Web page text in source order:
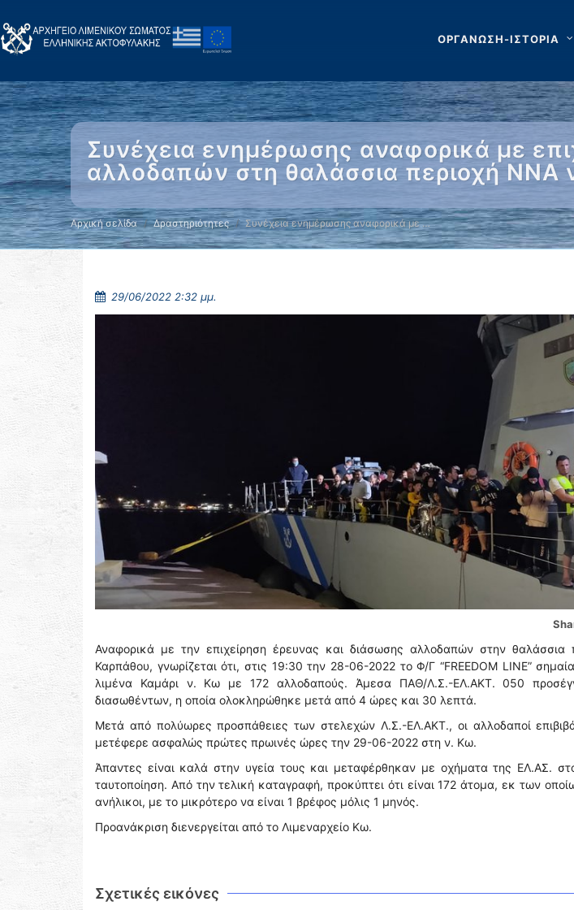
ΟΡΓΑΝΩΣΗ-ΙΣΤΟΡΙΑ
Συνέχεια ενημέρωσης αναφορικά με
αλλοδαπών στη θαλάσσια περιοχή ΝΝΑ
Αρχική σελίδα Δραστηριότητες Συνέχεια ενημέρωσης αναφορικά με …
29/06/2022 2:32 μμ.
Αναφορικά με την επιχείρηση έρευνας και διάσωσης αλλοδαπών στην θαλάσσια
Καρπάθου, γνωρίζεται ότι, στις 19:30 την 28-06-2022 το Φ/Γ “FREEDOM LINE”
λιμένα Καμάρι ν. Κω με 172 αλλοδαπούς. Άμεσα ΠΑΘ/Λ.Σ.-ΕΛ.ΑΚΤ. 050
διασωθέντων, η οποία ολοκληρώθηκε μετά από 4 ώρες και 30 λεπτά.
Μετά από πολύωρες προσπάθειες των στελεχών Λ.Σ.-ΕΛ.ΑΚΤ., οι αλλοδαποί
μετέφερε ασφαλώς πρώτες πρωινές ώρες την 29-06-2022 στη ν. Κω.
Άπαντες είναι καλά στην υγεία τους και μεταφέρθηκαν με οχήματα της ΕΛ.ΑΣ.
ταυτοποίηση. Από την τελική καταγραφή, προκύπτει ότι είναι 172 άτομα, εκ των
ανήλικοι, με το μικρότερο να είναι 1 βρέφος μόλις 1 μηνός.
Προανάκριση διενεργείται από το Λιμεναρχείο Κω.
Σχετικές εικόνες